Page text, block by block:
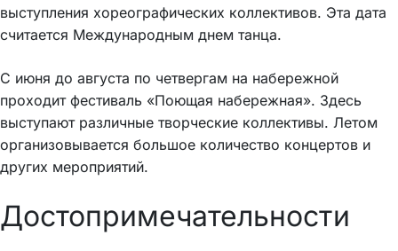
выступления хореографических коллективов. Эта дата
считается Международным днем танца.
С июня до августа по четвергам на набережной
проходит фестиваль «Поющая набережная». Здесь
выступают различные творческие коллективы. Летом
организовывается большое количество концертов и
других мероприятий.
Достопримечательности